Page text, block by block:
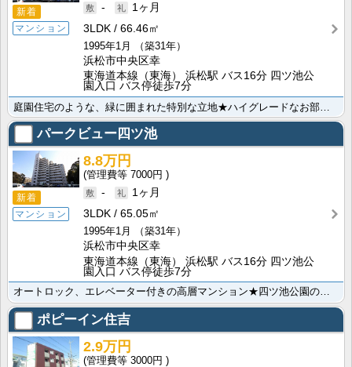
新着
マンション
-
1ヶ月
3LDK
66.46㎡
1995年1月
（築31年）
浜松市中央区幸
東海道本線（東海） 浜松駅 バス16分 四ツ池公
園入口 バス停徒歩7分
パークビュー四ツ池
新着
マンション
8.8万円
7000円
-
1ヶ月
3LDK
65.05㎡
1995年1月
（築31年）
浜松市中央区幸
東海道本線（東海） 浜松駅 バス16分 四ツ池公
園入口 バス停徒歩7分
オートロック、エレベーター付きの高層マンション★四ツ池公園の桜が見える緑豊かな立地にある3LDKのお･･･
ポピーイン住吉
2.9万円
3000円